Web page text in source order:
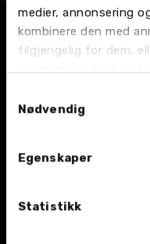
medier, annonsering
kombinere den med
tilgjengelig for dem,
gjennom din bruk av
Nødvendig
Egenskaper
Statistikk